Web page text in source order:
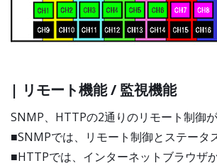
| リモート機能 / 監視機能
SNMP、HTTPの2通りのリモート制御が
■SNMPでは、リモート制御とステータ
■HTTPでは、インターネットブラウザ